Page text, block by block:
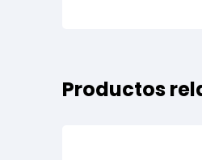
Productos